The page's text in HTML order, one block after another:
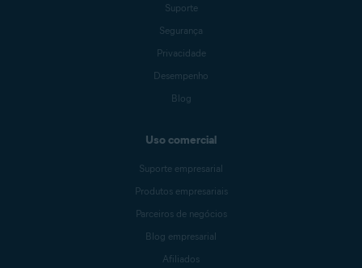
Suporte
Segurança
Privacidade
Desempenho
Blog
Uso comercial
Suporte empresarial
Produtos empresariais
Parceiros de negócios
Blog empresarial
Afiliados